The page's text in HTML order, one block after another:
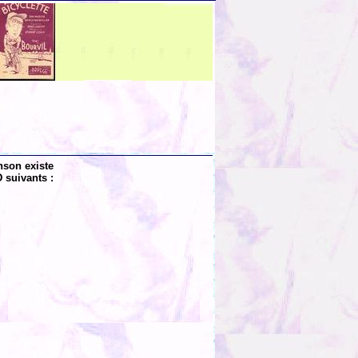
existe
suivants :